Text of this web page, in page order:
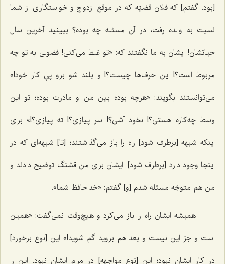
[بود. گفتم] که فلان قضیّه که در موقع ازدواج و خواستگاری از شما
نسبت به والده رفت، در آن مسئله چه بوده؟ ببینید آخرین سال
حیاتشان! ایشان به ما نگفتند که: «تو غلط می‌کنی! فضولی به تو چه
مربوط است؟! این حرف‌ها چیست؟! و بلند شو برو پیِ کار خود!»
می‌توانستند بگویند: «هرچه بوده بین من و مادرت بوده؛ تو این
وسط چه‌کاره هستی؟! نخود آشی؟! سر پیازی؟! ته پیازی؟!» برای
اینکه شبهه [برطرف شود] راه را باز می‌گذاشتند؛ [تا] شبهه‌ای که در
اینجا وجود دارد [برطرف شود]. ایشان برای من قشنگ توضیح دادند و
من هم متوجّه مسئله شدم [و] گفتم: «خداحافظ شما».
همیشه ایشان راه را باز می‌کرد و هیچ‌وقت نمی‌گفت: «همین
است و جز این نیست و بعد هم بروید گم شوید!» این [نوع برخورد]
در کار ایشان نبود؛ این [نوع مواجهه] در مرام ایشان نبود. این را